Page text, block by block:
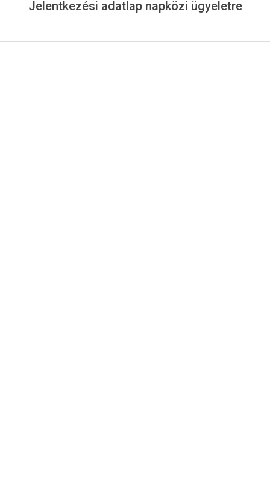
Jelentkezési adatlap napközi ügyeletre